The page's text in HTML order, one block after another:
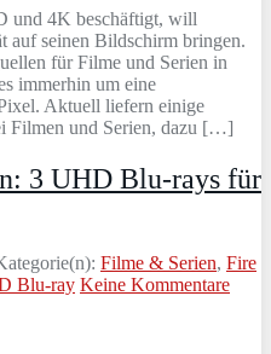
und 4K beschäftigt, will
auf seinen Bildschirm bringen.
für Filme und Serien in
immerhin um eine
Aktuell liefern einige
Filmen und Serien, dazu […]
3 UHD Blu-rays für
Filme & Serien, Fire
Blu-ray Keine Kommentare